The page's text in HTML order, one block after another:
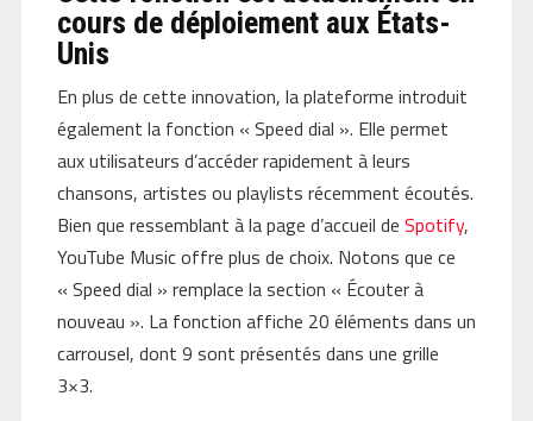
cours de déploiement aux États-
Unis
En plus de cette innovation, la plateforme introduit
également la fonction « Speed dial ». Elle permet
aux utilisateurs d’accéder rapidement à leurs
chansons, artistes ou playlists récemment écoutés.
Bien que ressemblant à la page d’accueil de Spotify,
YouTube Music offre plus de choix. Notons que ce
« Speed dial » remplace la section « Écouter à
nouveau ». La fonction affiche 20 éléments dans un
carrousel, dont 9 sont présentés dans une grille
3×3.